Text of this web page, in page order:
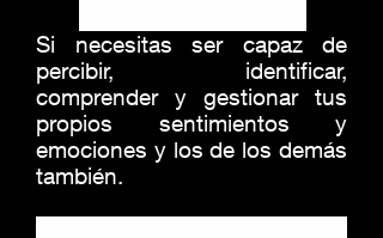
Si necesitas ser capaz de
percibir, identificar,
comprender y gestionar tus
propios sentimientos y
emociones y los de los demás
también.